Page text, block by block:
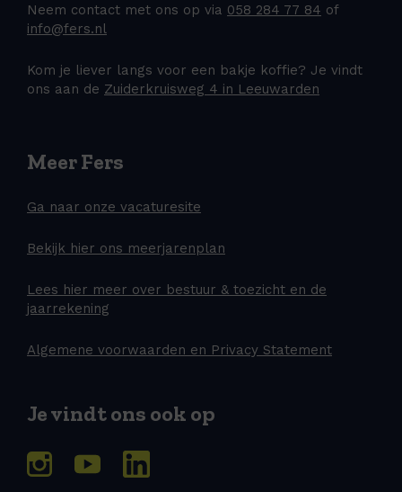
Neem contact met ons op via 058 284 77 84 of
info@fers.nl
Kom je liever langs voor een bakje koffie? Je vindt
ons aan de Zuiderkruisweg 4 in Leeuwarden
Meer Fers
Ga naar onze vacaturesite
Bekijk hier ons meerjarenplan
Lees hier meer over bestuur & toezicht en de
jaarrekening
Algemene voorwaarden en Privacy Statement
Je vindt ons ook op